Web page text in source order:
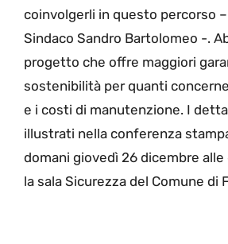
coinvolgerli in questo percorso
Sindaco Sandro Bartolomeo -.
progetto che offre maggiori
sostenibilità per quanti
e i costi di manutenzione. I
illustrati nella conferenza
domani giovedì 26 dicembre alle
la sala Sicurezza del Comune di